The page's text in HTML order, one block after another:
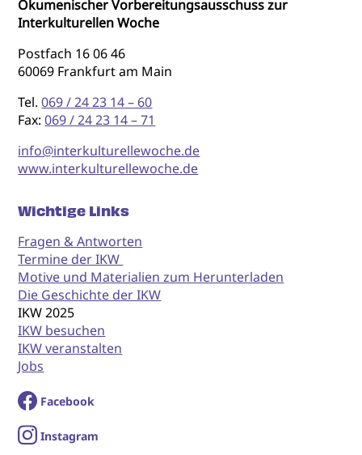
Ökumenischer Vorbereitungsausschuss zur
Interkulturellen Woche
Postfach 16 06 46
60069 Frankfurt am Main
Tel.069 / 24 23 14 – 60
Fax:069 / 24 23 14 – 71
info@interkulturellewoche.de
www.interkulturellewoche.de
Wichtige Links
Fragen & Antworten
Termine der IKW
Motive und Materialien zum Herunterladen
Die Geschichte der IKW
IKW 2025
IKW besuchen
IKW veranstalten
Jobs
Facebook
Instagram